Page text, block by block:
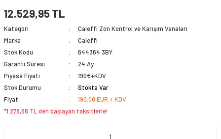
12.529,95 TL
Kategori
Caleffi Zon Kontrol ve Karışım Vanaları
Marka
Caleffi
Stok Kodu
644364 3BY
Garanti Süresi
24 Ay
Piyasa Fiyatı
190€+KDV
Stok Durumu
Stokta Var
Fiyat
190,00 EUR + KDV
*1.278,68 TL den başlayan taksitlerle!